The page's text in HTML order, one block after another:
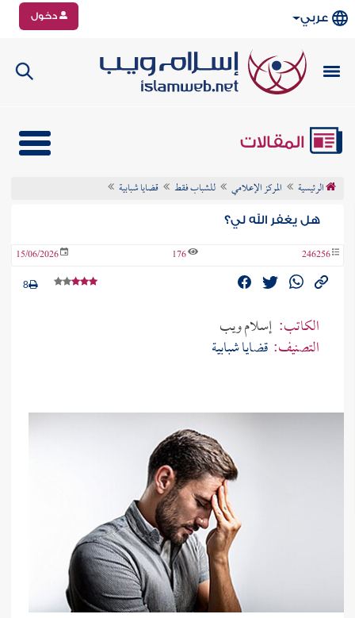
عربي دخول
المقالات
الرئيسية المركز الإعلامي للشباب فقط قضايا شبابية
هل يغفر الله لي؟
246256
176
15/06/2026
8
الكاتب: إسلام ويب
التصنيف: قضايا شبابية